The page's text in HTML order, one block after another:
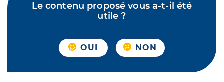
Le contenu proposé vous a-t-il été
utile ?
OUI NON